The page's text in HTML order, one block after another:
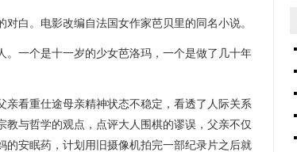
白。电影改编自法国女作家芭贝里的同名小说。
一个是十一岁的少女芭洛玛，一个是做了几十年
看重仕途母亲精神状态不稳定，看透了人际关系
与哲学的观点，点评大人围棋的谬误，父亲不仅
安眠药，计划用旧摄像机拍完一部纪录片之后就